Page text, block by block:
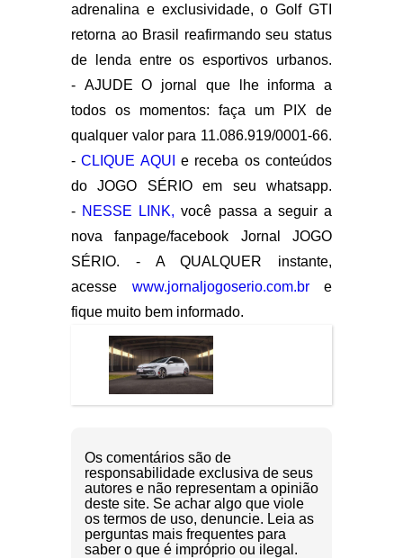
adrenalina e exclusividade, o Golf GTI
retorna ao Brasil reafirmando seu status
de lenda entre os esportivos urbanos.
- AJUDE O jornal que lhe informa a
todos os momentos: faça um PIX de
qualquer valor para 11.086.919/0001-66.
-CLIQUE AQUI
e receba os conteúdos
do JOGO SÉRIO em seu whatsapp.
- NESSE LINK, você passa a seguir a
nova fanpage/facebook Jornal JOGO
SÉRIO. - A QUALQUER instante,
acesse www.jornaljogoserio.com.bre
fique muito bem informado.
Os comentários são de
responsabilidade exclusiva de seus
autores e não representam a opinião
deste site. Se achar algo que viole
os termos de uso, denuncie. Leia as
perguntas mais frequentes para
saber o que é impróprio ou ilegal.